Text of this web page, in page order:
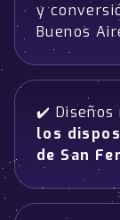
y
Buenos
✔️ Diseños
los
de San